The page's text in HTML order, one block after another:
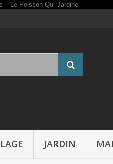
JARDIN